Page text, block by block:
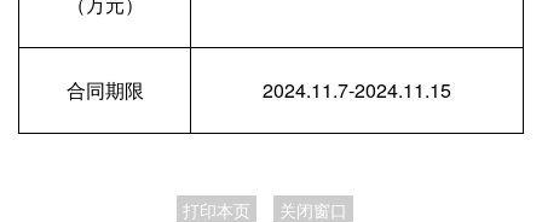
合同期限 2024.11.7-2024.11.15
打印本页 关闭窗口